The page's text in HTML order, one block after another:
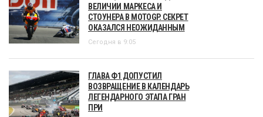
ВЕЛИЧИИ МАРКЕСА И
СТОУНЕРА В MOTOGP. СЕКРЕТ
ОКАЗАЛСЯ НЕОЖИДАННЫМ
Сегодня в 9:05
ГЛАВА Ф1 ДОПУСТИЛ
ВОЗВРАЩЕНИЕ В КАЛЕНДАРЬ
ЛЕГЕНДАРНОГО ЭТАПА ГРАН
ПРИ